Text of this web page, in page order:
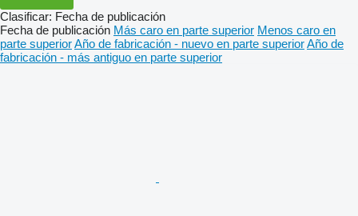
Clasificar: Fecha de publicación
Fecha de publicación Más caro en parte superior Menos caro en
parte superiorAño de fabricación - nuevo en parte superiorAño de
fabricación - más antiguo en parte superior